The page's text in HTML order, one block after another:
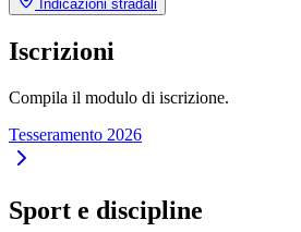
Indicazioni stradali
Iscrizioni
Compila il modulo di iscrizione.
Tesseramento 2026
Sport e discipline